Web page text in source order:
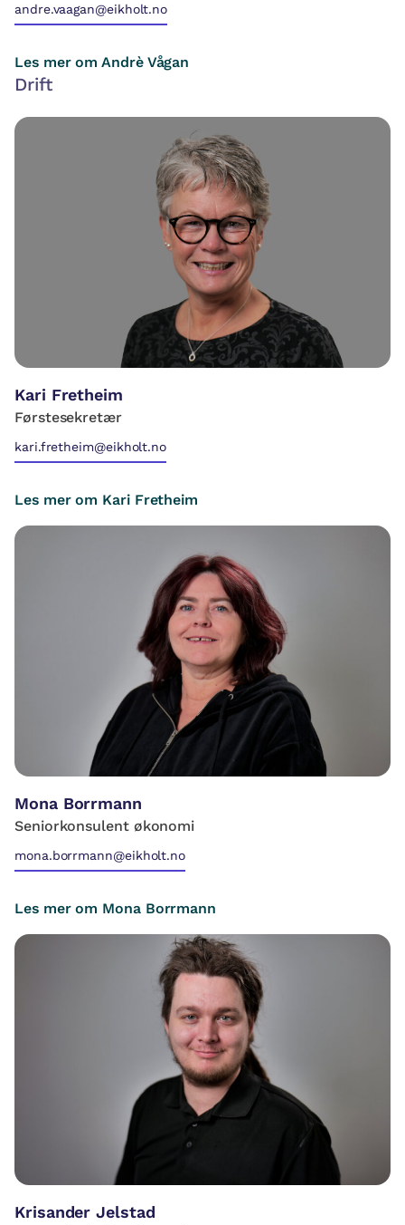
andre.vaagan@eikholt.no
Les mer om Andrè Vågan
Drift
Kari Fretheim
Førstesekretær
kari.fretheim@eikholt.no
Les mer om Kari Fretheim
Mona Borrmann
Seniorkonsulent økonomi
mona.borrmann@eikholt.no
Les mer om Mona Borrmann
Krisander Jelstad